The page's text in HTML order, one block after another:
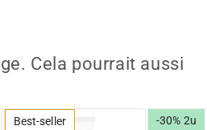
Cela pourrait aussi
Best-seller
-30% 2u